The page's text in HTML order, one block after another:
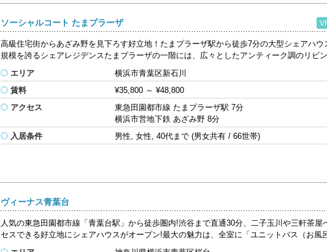
ソーシャルコート たまプラーザ
高級住宅街からあざみ野を見下ろす好立地！たまプラーザ駅から徒歩7分の大型シェアハウ
規模を誇るシェアレジデンスたまプラーザの一階には、広々としたアンティーク調のリビン
エリア
横浜市青葉区新石川
賃料
¥35,800～ ¥48,800
アクセス
東急田園都市線 たまプラーザ駅 7分
横浜市営地下鉄 あざみ野 8分
入居条件
男性, 女性, 40代まで (男女共有 / 66世帯)
ヴィーナス青葉台
人気の東急田園都市線「青葉台駅」から徒歩圏内!渋谷まで直通30分、二子玉川や三軒茶屋
セスできる好立地にシェアハウスがオープン!最大の魅力は、全室に「ユニットバス（お風